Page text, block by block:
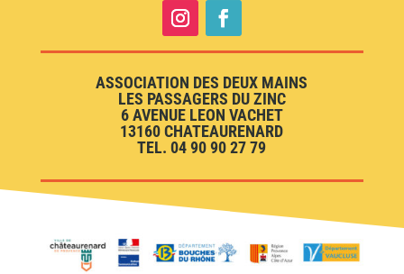
ASSOCIATION DES DEUX MAINS
LES PASSAGERS DU ZINC
6 AVENUE LEON VACHET
13160 CHATEAURENARD
TEL. 04 90 90 27 79